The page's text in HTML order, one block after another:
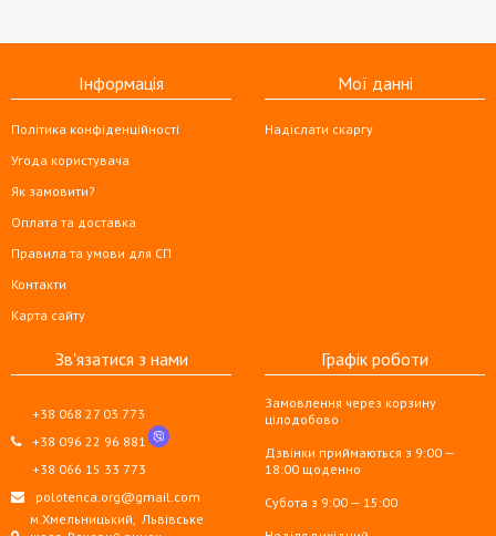
Інформація
Політика конфіденційності
Угода користувача
Як замовити?
Оплата та доставка
Правила та умови для СП
Контакти
Карта сайту
Мої данні
Надіслати скаргу
Зв'язатися з нами
+38 068 27 03 773
+38 096 22 96 881
+38 066 15 33 773
polotenca.org@gmail.com
м.Хмельницький, Львівське
Графік роботи
Замовлення через корзину
цілодобово
Дзвінки приймаються з 9:00 —
18:00 щоденно
Субота з 9:00 — 15:00